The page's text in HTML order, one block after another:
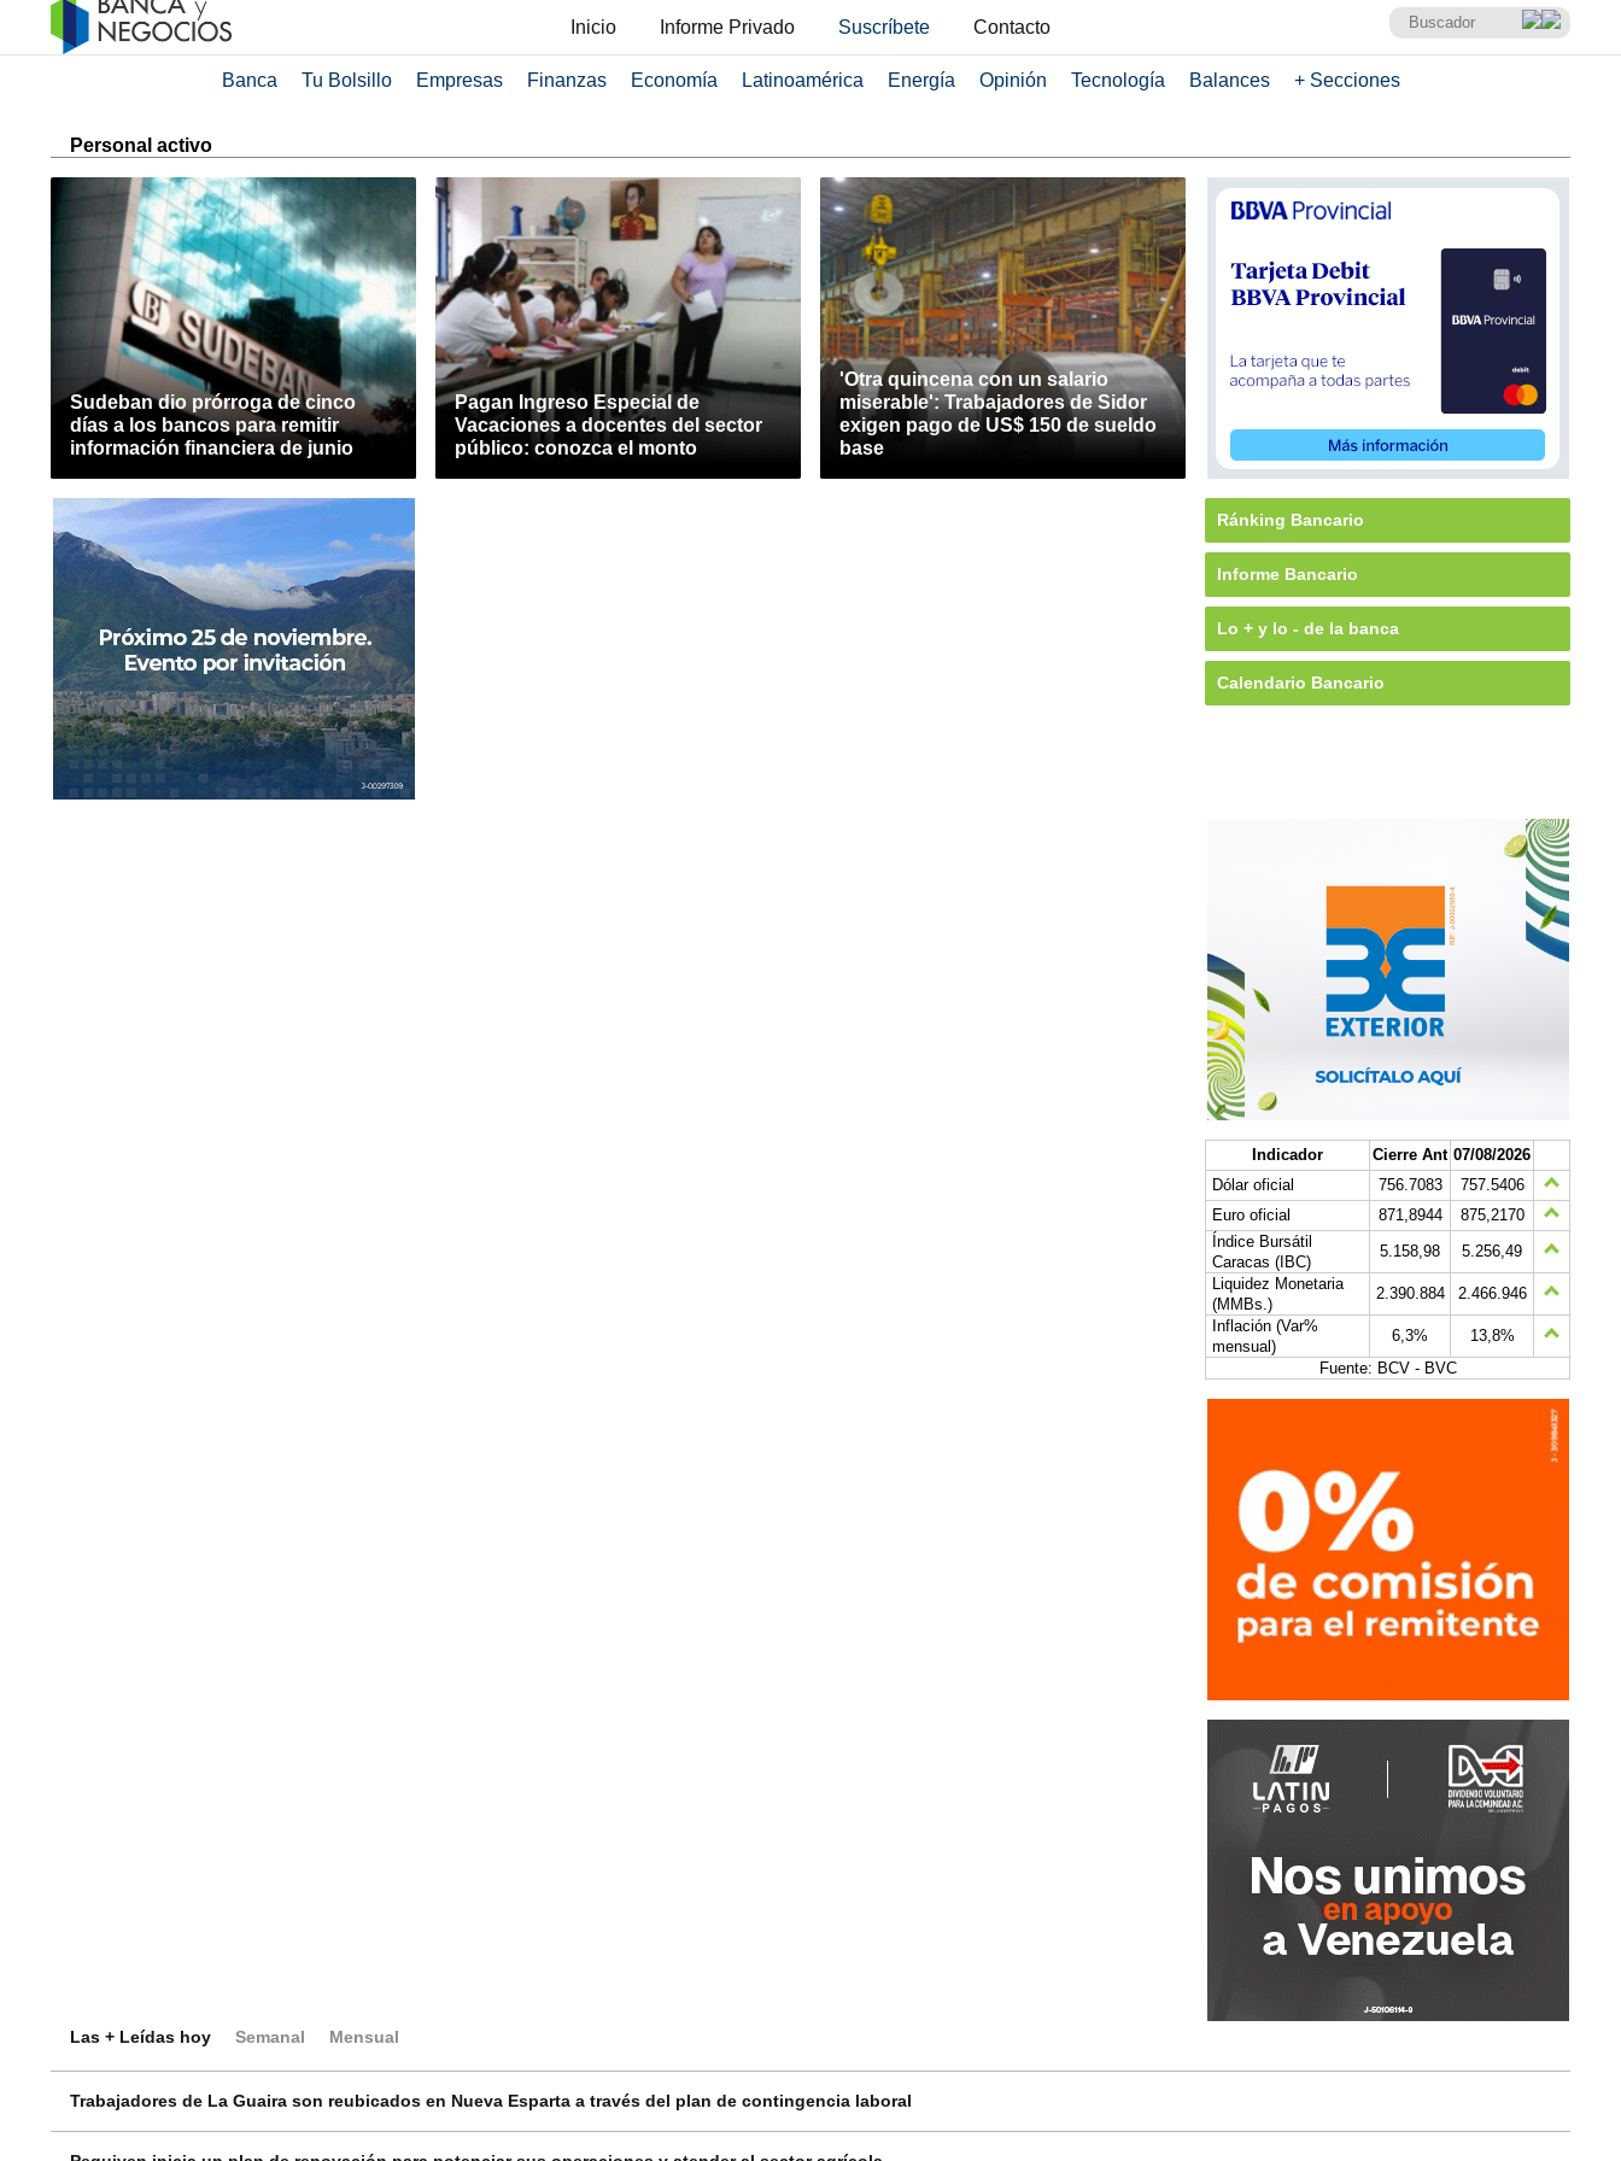
Inicio Informe Privado Suscríbete Contacto
Banca Tu Bolsillo Empresas Finanzas Economía Latinoamérica Energía Opinión Tecnología Balances + Secciones
Personal activo
Sudeban dio prórroga de cinco
días a los bancos para remitir
información financiera de junio
Pagan Ingreso Especial de
Vacaciones a docentes del sector
público: conozca el monto
'Otra quincena con un salario
miserable': Trabajadores de Sidor
exigen pago de US$ 150 de sueldo
base
Ránking Bancario
Informe Bancario
Lo + y lo - de la banca
Calendario Bancario
Indicador Cierre Ant 07/08/2026
Dólar oficial
756.7083
757.5406
Euro oficial
871,8944
875,2170
Índice Bursátil
Caracas (IBC)
5.158,98
5.256,49
Liquidez Monetaria
(MMBs.)
2.390.884
2.466.946
Inflación (Var%
mensual)
6,3%
13,8%
Fuente: BCV - BVC
Las + Leídas hoy Semanal Mensual
Trabajadores de La Guaira son reubicados en Nueva Esparta a través del plan de contingencia laboral